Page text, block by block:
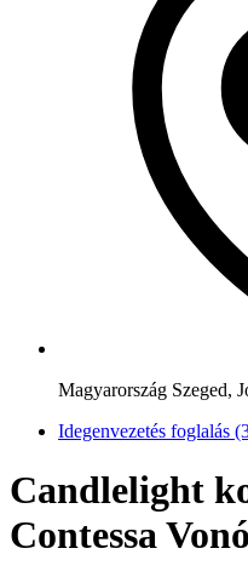
Magyarország Szeged,
Idegenvezetés foglalás
Candlelight
Contessa